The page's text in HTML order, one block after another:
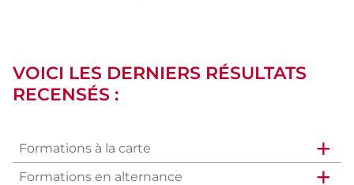
VOICI LES DERNIERS RÉSULTATS
RECENSÉS :
Formations à la carte
Formations en alternance